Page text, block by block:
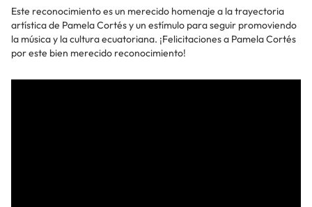
Este reconocimiento es un merecido homenaje a la trayectoria
artística de Pamela Cortés y un estímulo para seguir promoviendo
la música y la cultura ecuatoriana. ¡Felicitaciones a Pamela Cortés
por este bien merecido reconocimiento!